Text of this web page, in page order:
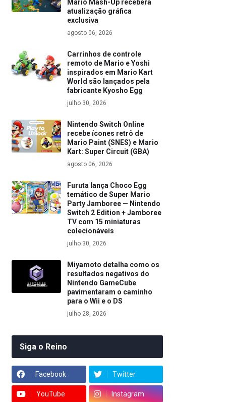
Mario Mash-Up receberá
atualização gráfica
exclusiva
agosto 06, 2026
Carrinhos de controle
remoto de Mario e Yoshi
inspirados em Mario Kart
World são lançados pela
fabricante Kyosho Egg
julho 30, 2026
Nintendo Switch Online
recebe ícones retrô de
Mario Paint (SNES) e Mario
Kart: Super Circuit (GBA)
agosto 06, 2026
Furuta lança Choco Egg
temático de Super Mario
Party Jamboree — Nintendo
Switch 2 Edition + Jamboree
TV com 15 miniaturas
colecionáveis
julho 30, 2026
Miyamoto detalha como os
resultados negativos do
Nintendo GameCube
pavimentaram o caminho
para o Wii e o DS
julho 28, 2026
Siga o Reino
Facebook Twitter
YouTube Instagram